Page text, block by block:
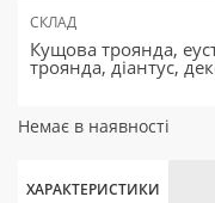
СКЛАД
Кущова троянда,
троянда, діантус,
Немає в наявності
ХАРАКТЕРИСТИКИ